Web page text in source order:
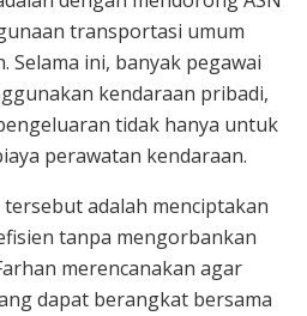
transportasi umum
Selama ini, banyak pegawai
kendaraan pribadi,
tidak hanya untuk
perawatan kendaraan.
adalah menciptakan
tanpa mengorbankan
merencanakan agar
dapat berangkat bersama